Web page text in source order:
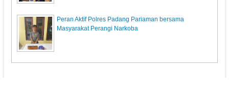
Peran Aktif Polres Padang Pariaman bersama
Masyarakat Perangi Narkoba